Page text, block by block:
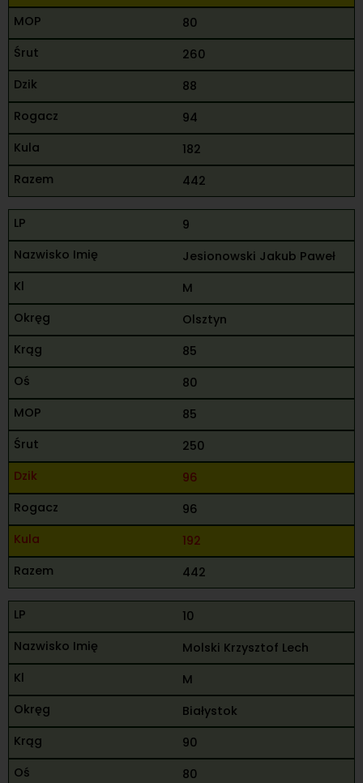
80
260
88
94
182
442
9
Jesionowski Jakub Paweł
M
Olsztyn
85
80
85
250
96
96
192
442
10
Molski Krzysztof Lech
M
Białystok
90
80